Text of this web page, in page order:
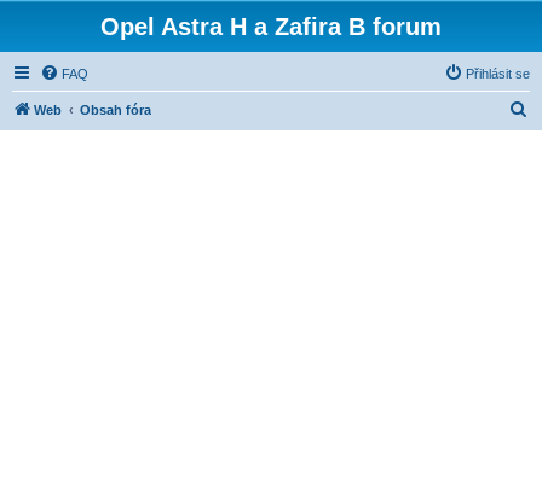
Opel Astra H a Zafira B forum
FAQ Přihlásit se
Web Obsah fóra